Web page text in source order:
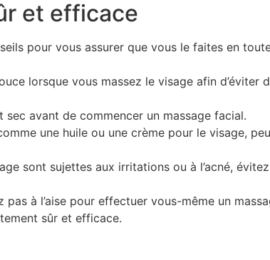
et efficace
pour vous assurer que vous le faites en
lorsque vous massez le visage afin d’éviter
avant de commencer un massage facial.
une huile ou une crème pour le visage,
sont sujettes aux irritations ou à l’acné,
pas à l’aise pour effectuer vous-même un
sûr et efficace.